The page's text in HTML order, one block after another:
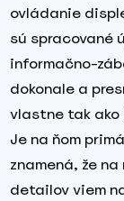
ovládanie
sú spracované
informačno-
dokonale a
vlastne tak
Je na ňom
znamená, že
detailov viem